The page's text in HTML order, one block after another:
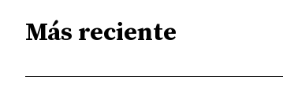
Más reciente